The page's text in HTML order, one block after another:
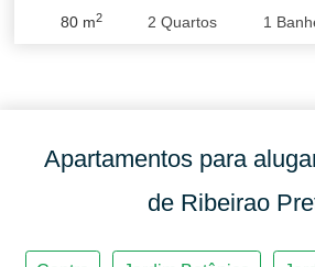
80m2 2 Quartos 1
Apartamentos para
de Ribeirao